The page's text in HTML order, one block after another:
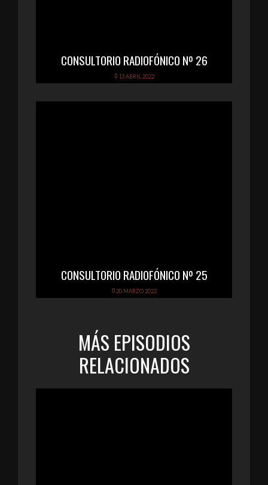
CONSULTORIO RADIOFÓNICO Nº 26
13 ABRIL 2022
CONSULTORIO RADIOFÓNICO Nº 25
20 MARZO 2022
MÁS EPISODIOS
RELACIONADOS